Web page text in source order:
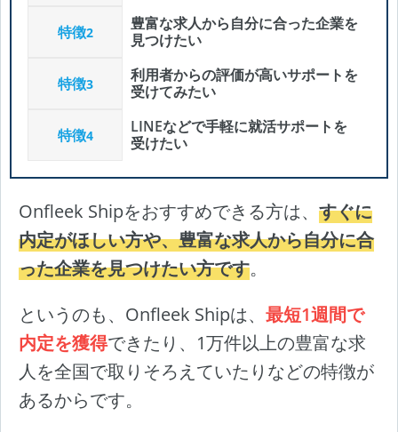
特徴2
豊富な求人から自分に合った企業を
見つけたい
特徴3
利用者からの評価が高いサポートを
受けてみたい
特徴4
LINEなどで手軽に就活サポートを
受けたい
Onfleek Shipをおすすめできる方は、 すぐに
内定がほしい方や、豊富な求人から自分に合
った企業を見つけたい方です。
というのも、Onfleek Shipは、 最短1週間で
内定を獲得できたり、1万件以上の豊富な求
人を全国で取りそろえていたりなどの特徴が
あるからです。